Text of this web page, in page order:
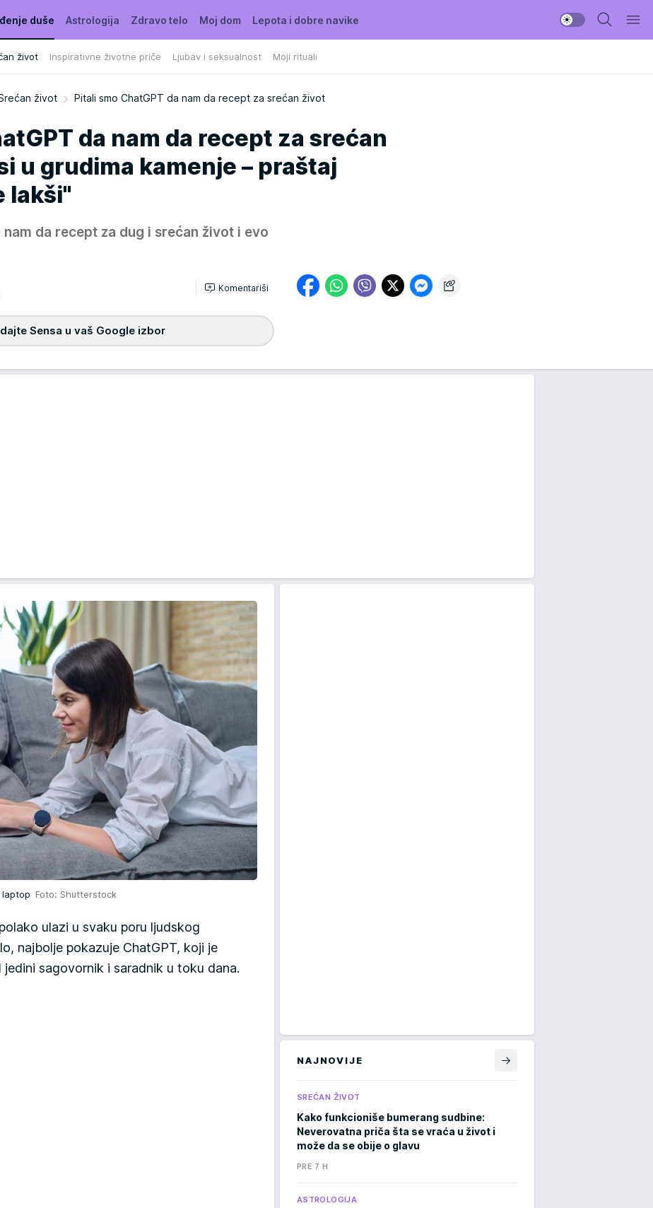
duše
život Inspirativne životne priče Ljubav i seksualnost Moji rituali
Astrologija Zdravo telo Moj dom Lepota i dobre navike
život Pitali smo ChatGPT da nam da recept za srećan život
da nam da recept za srećan
u grudima kamenje – praštaj
lakši"
nam da recept za dug i srećan život i evo
Komentariši
Sensa u vaš Google izbor
laptop Foto: Shutterstock
polako ulazi u svaku poru ljudskog
najbolje pokazuje ChatGPT, koji je
sagovornik i saradnik u toku dana.
NAJNOVIJE
SREĆAN ŽIVOT
Kako funkcioniše bumerang sudbine:
Neverovatna priča šta se vraća u život i
može da se obije o glavu
PRE 7 H
ASTROLOGIJA